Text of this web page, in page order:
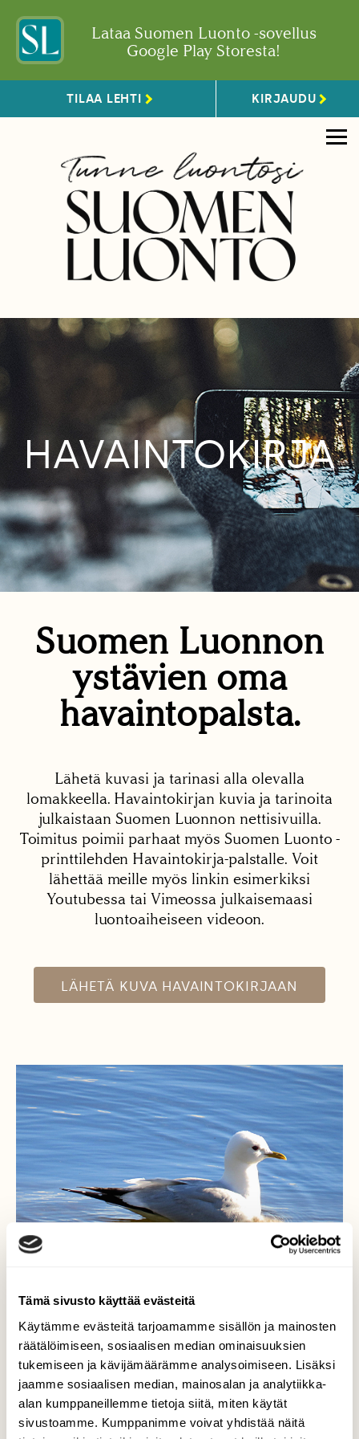
Tämä sivusto käyttää evästeitä
Käytämme evästeitä tarjoamamme sisällön ja mainosten
räätälöimiseen, sosiaalisen median ominaisuuksien
tukemiseen ja kävijämäärämme analysoimiseen. Lisäksi
jaamme sosiaalisen median, mainosalan ja analytiikka-
alan kumppaneillemme tietoja siitä, miten käytät
sivustoamme. Kumppanimme voivat yhdistää näitä
Lataa Suomen Luonto -sovellus
Google Play Storesta!
TILAA LEHTI KIRJAUDU
HAVAINTOKIRJA
Suomen Luonnon
ystävien oma
havaintopalsta.
Lähetä kuvasi ja tarinasi alla olevalla
lomakkeella. Havaintokirjan kuvia ja tarinoita
julkaistaan Suomen Luonnon nettisivuilla.
Toimitus poimii parhaat myös Suomen Luonto -
printtilehden Havaintokirja-palstalle. Voit
lähettää meille myös linkin esimerkiksi
Youtubessa tai Vimeossa julkaisemaasi
luontoaiheiseen videoon.
LÄHETÄ KUVA HAVAINTOKIRJAAN
Uimaopetusta V
Lokkiemo on yrittänyt houkutella poikasta